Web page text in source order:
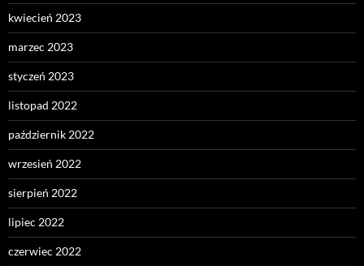
kwiecień 2023
marzec 2023
styczeń 2023
listopad 2022
październik 2022
wrzesień 2022
sierpień 2022
lipiec 2022
czerwiec 2022